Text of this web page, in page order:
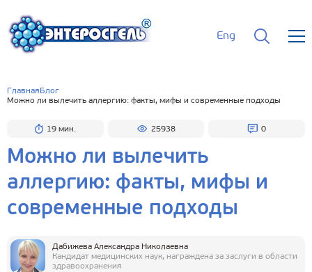
Eng
Главная Блог
Можно ли вылечить аллергию: факты, мифы и современные подходы
19 мин. 25938 0
Можно ли вылечить
аллергию: факты, мифы и
современные подходы
Дабижева Александра Николаевна
Кандидат медицинских наук, награждена за заслуги в области
здравоохранения